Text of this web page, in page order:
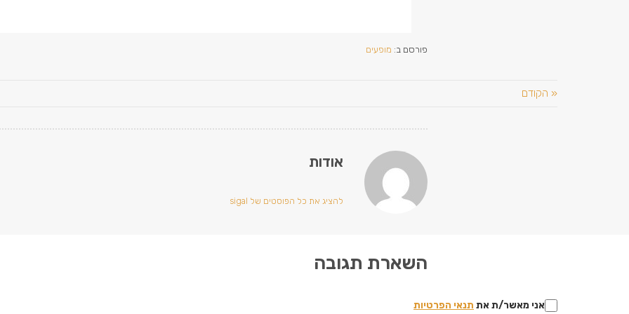
פורסם ב: מופעים
« הקודם
אודות
להציג את כל הפוסטים של sigal
השארת תגובה
אני מאשר/ת את תנאי הפרטיות